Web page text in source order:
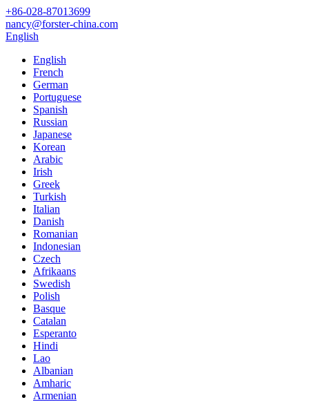
+86-028-87013699
nancy@forster-china.com
English
English
French
German
Portuguese
Spanish
Russian
Japanese
Korean
Arabic
Irish
Greek
Turkish
Italian
Danish
Romanian
Indonesian
Czech
Afrikaans
Swedish
Polish
Basque
Catalan
Esperanto
Hindi
Lao
Albanian
Amharic
Armenian